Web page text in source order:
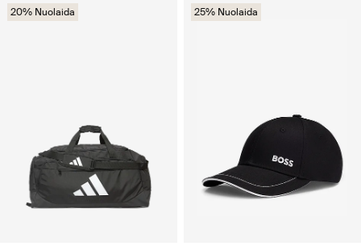
20% Nuolaida 25% Nuolaida